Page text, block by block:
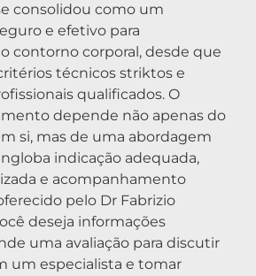
consolidou como um
e efetivo para
contorno corporal, desde que
técnicos striktos e
qualificados. O
depende não apenas do
si, mas de uma abordagem
indicação adequada,
e acompanhamento
pelo Dr Fabrizio
deseja informações
uma avaliação para discutir
um especialista e tomar